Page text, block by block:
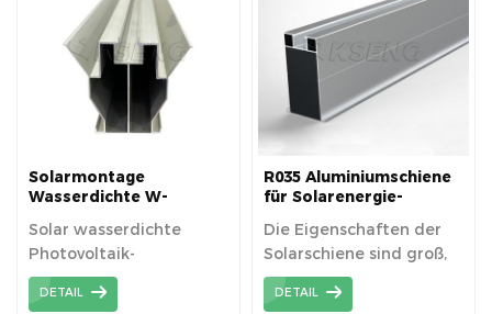
Solarmontage
Wasserdichte W-
Solar wasserdichte
Photovoltaik-
Halterungslösung von W-
Führungsschiene.
DETAIL
R035 Aluminiumschiene
für Solarenergie-
Die Eigenschaften der
Solarschiene sind groß,
hochfest, die
Spannweite kann
DETAIL